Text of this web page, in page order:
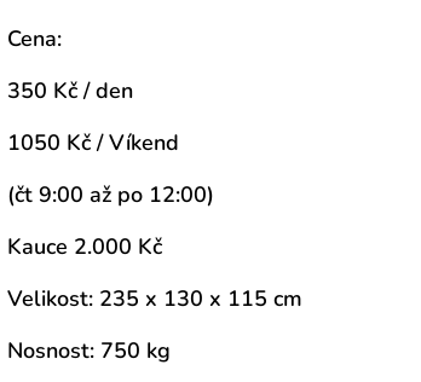
Cena:
350 Kč / den
1050 Kč / Víkend
(čt 9:00 až po 12:00)
Kauce 2.000 Kč
Velikost: 235 x 130 x 115 cm
Nosnost: 750 kg